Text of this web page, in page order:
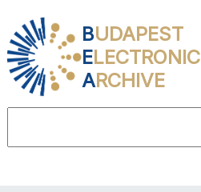
BUDAPEST
ELECTRONIC
ARCHIVE